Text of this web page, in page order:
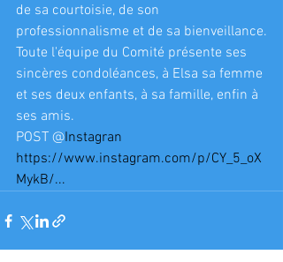
de sa courtoisie, de son
professionnalisme et de sa bienveillance.
Toute l'équipe du Comité présente ses
sincères condoléances, à Elsa sa femme
et ses deux enfants, à sa famille, enfin à
ses amis.
POST @Instagran
https://www.instagram.com/p/CY_5_oX
MykB/...